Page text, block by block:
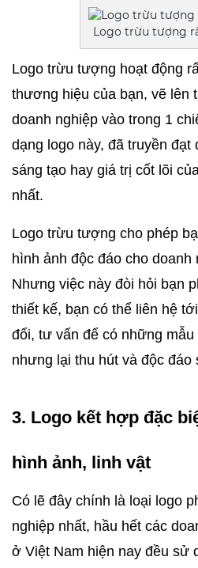
Logo trừu tượng
Logo trừu tượng hoạt động
thương hiệu của bạn, vẽ lên
doanh nghiệp vào trong 1
dạng logo này, đã truyền
sáng tạo hay giá trị cốt lõi
nhất.
Logo trừu tượng cho phép
hình ảnh độc đáo cho doanh
Nhưng việc này đòi hỏi bạn
thiết kế, bạn có thể liên hệ
đổi, tư vấn để có những
nhưng lại thu hút và độc đáo
3. Logo kết hợp đặc
hình ảnh, linh vật
Có lẽ đây chính là loại logo
nghiệp nhất, hầu hết các
ở Việt Nam hiện nay đều sử